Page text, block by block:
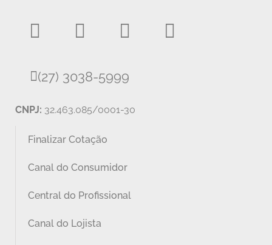
(27) 3038-5999
CNPJ: 32.463.085/0001-30
Finalizar Cotação
Canal do Consumidor
Central do Profissional
Canal do Lojista